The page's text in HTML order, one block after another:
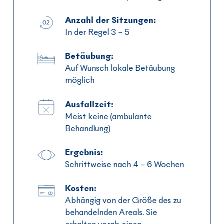
Anzahl der Sitzungen:
In der Regel 3 – 5
Betäubung:
Auf Wunsch lokale Betäubung
möglich
Ausfallzeit:
Meist keine (ambulante
Behandlung)
Ergebnis:
Schrittweise nach 4 – 6 Wochen
Kosten:
Abhängig von der Größe des zu
behandelnden Areals. Sie